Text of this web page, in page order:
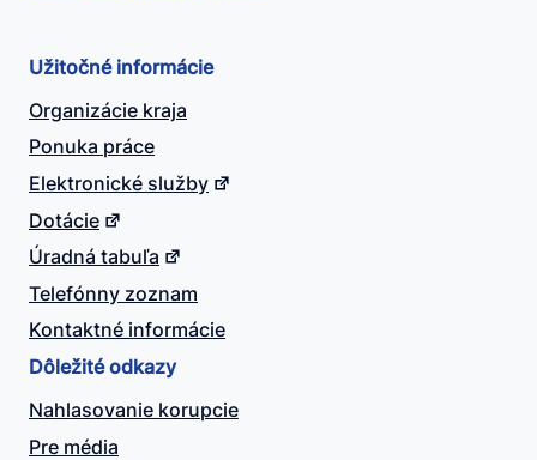
Užitočné informácie
Organizácie kraja
Ponuka práce
Elektronické služby
Dotácie
Úradná tabuľa
Telefónny zoznam
Kontaktné informácie
Dôležité odkazy
Nahlasovanie korupcie
Pre média